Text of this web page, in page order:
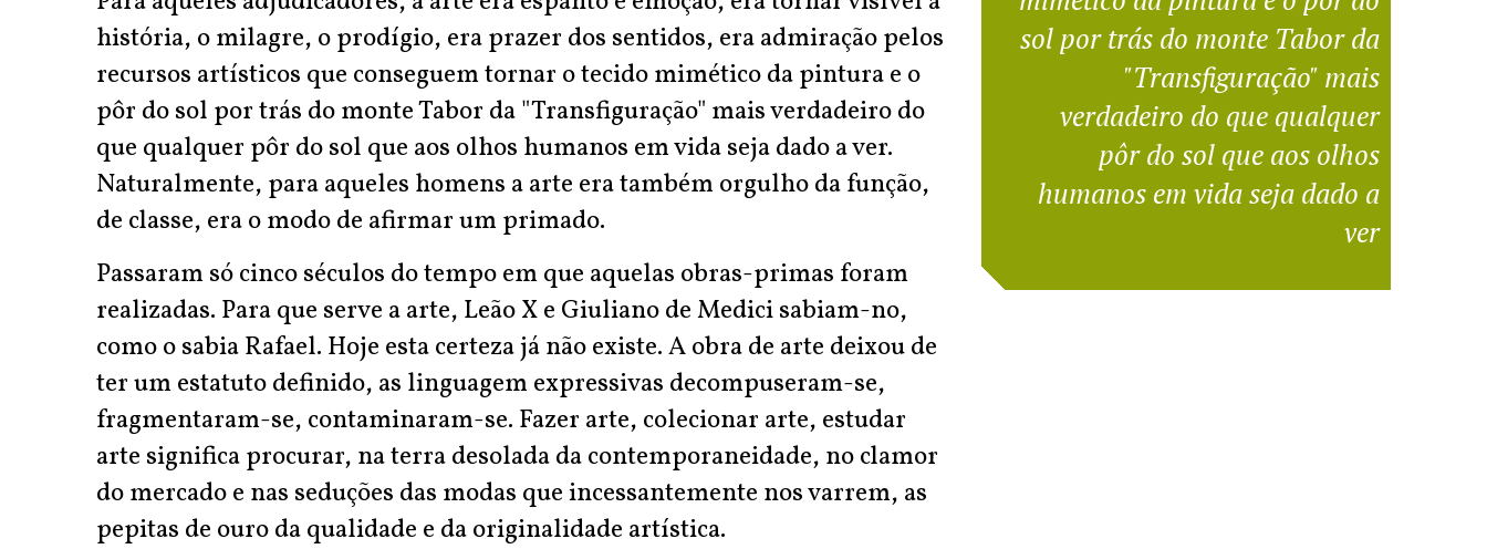
história, o milagre, o prodígio, era prazer dos sentidos, era admiração pelos
recursos artísticos que conseguem tornar o tecido mimético da pintura e o
pôr do sol por trás do monte Tabor da "Transfiguração" mais verdadeiro do
que qualquer pôr do sol que aos olhos humanos em vida seja dado a ver.
Naturalmente, para aqueles homens a arte era também orgulho da função,
de classe, era o modo de afirmar um primado.
Passaram só cinco séculos do tempo em que aquelas obras-primas foram
realizadas. Para que serve a arte, Leão X e Giuliano de Medici sabiam-no,
como o sabia Rafael. Hoje esta certeza já não existe. A obra de arte deixou de
ter um estatuto definido, as linguagem expressivas decompuseram-se,
fragmentaram-se, contaminaram-se. Fazer arte, colecionar arte, estudar
arte significa procurar, na terra desolada da contemporaneidade, no clamor
do mercado e nas seduções das modas que incessantemente nos varrem, as
pepitas de ouro da qualidade e da originalidade artística.
sol por trás do monte Tabor da
"Transfiguração" mais
verdadeiro do que qualquer
pôr do sol que aos olhos
humanos em vida seja dado a
ver